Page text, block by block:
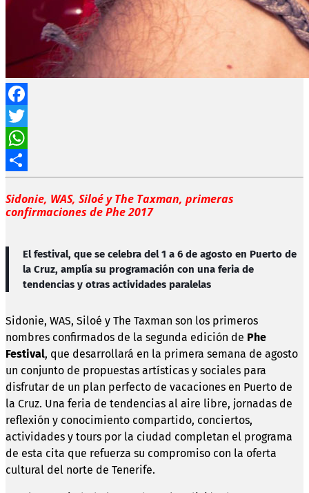
Facebook
Twitter
WhatsApp
Compartir
Sidonie, WAS, Siloé y The Taxman, primeras
confirmaciones de Phe 2017
El festival, que se celebra del 1 a 6 de agosto en Puerto de
la Cruz, amplía su programación con una feria de
tendencias y otras actividades paralelas
Sidonie, WAS, Siloé y The Taxman son los primeros
nombres confirmados de la segunda edición de Phe
Festival, que desarrollará en la primera semana de agosto
un conjunto de propuestas artísticas y sociales para
disfrutar de un plan perfecto de vacaciones en Puerto de
la Cruz. Una feria de tendencias al aire libre, jornadas de
reflexión y conocimiento compartido, conciertos,
actividades y tours por la ciudad completan el programa
de esta cita que refuerza su compromiso con la oferta
cultural del norte de Tenerife.